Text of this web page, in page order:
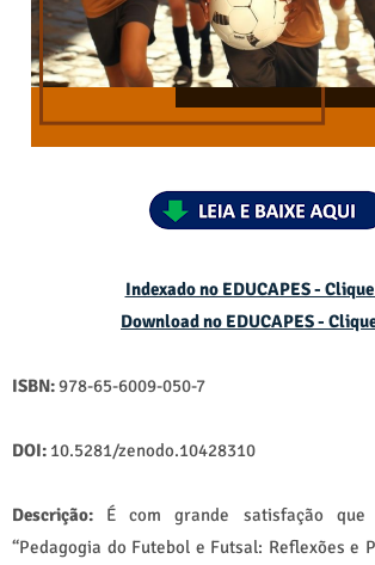
Indexado no EDUCAPES -
Download no EDUCAPES -
ISBN:978-65-6009-050-7
DOI: 10.5281/zenodo.10428310
Descrição: É com grande satisfação
“Pedagogia do Futebol e Futsal: Reflexões e